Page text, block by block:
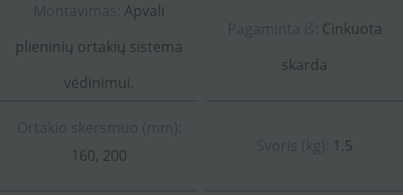
Montavimas: Apvali
plieninių ortakių sistema
vėdinimui.
Pagaminta iš: Cinkuota
skarda
Ortakio skersmuo (mm):
160, 200
Svoris (kg): 1.5